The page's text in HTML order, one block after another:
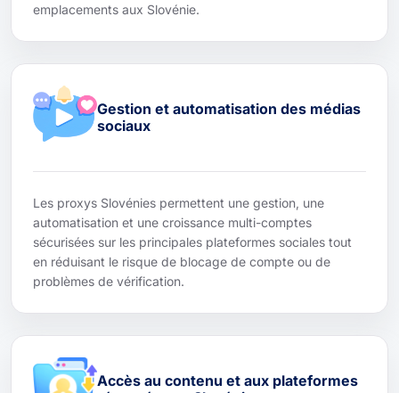
emplacements aux Slovénie.
Gestion et automatisation des médias
sociaux
Les proxys Slovénies permettent une gestion, une
automatisation et une croissance multi-comptes
sécurisées sur les principales plateformes sociales tout
en réduisant le risque de blocage de compte ou de
problèmes de vérification.
Accès au contenu et aux plateformes